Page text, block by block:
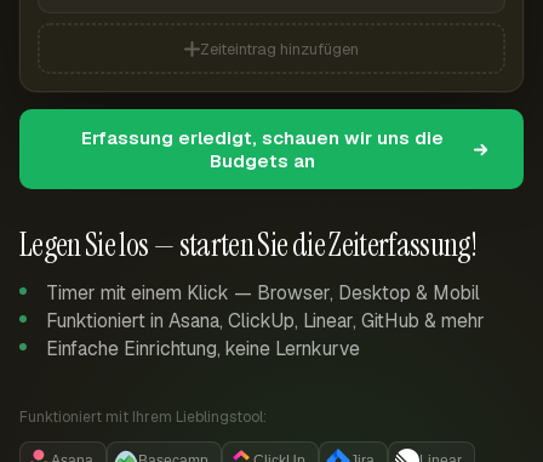
Legen Sie los — starten Sie die Zeiterfassung!
Timer mit einem Klick — Browser, Desktop & Mobil
Funktioniert in Asana, ClickUp, Linear, GitHub & mehr
Einfache Einrichtung, keine Lernkurve
Funktioniert mit Ihrem Lieblingstool:
Zeiteintrag hinzufügen
Erfassung erledigt, schauen wir uns die
Budgets an